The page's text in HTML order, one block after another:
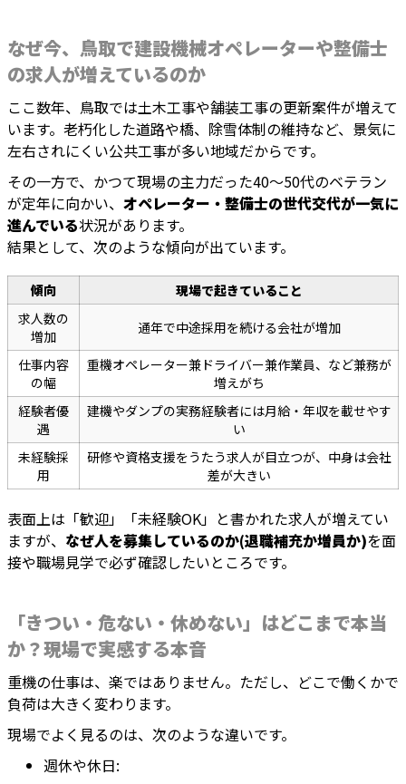
なぜ今、鳥取で建設機械オペレーターや整備士
の求人が増えているのか
ここ数年、鳥取では土木工事や舗装工事の更新案件が増えて
います。老朽化した道路や橋、除雪体制の維持など、景気に
左右されにくい公共工事が多い地域だからです。
その一方で、かつて現場の主力だった40〜50代のベテラン
が定年に向かい、 オペレーター・整備士の世代交代が一気に
進んでいる状況があります。
結果として、次のような傾向が出ています。
傾向
現場で起きていること
求人数の
増加
通年で中途採用を続ける会社が増加
仕事内容
の幅
重機オペレーター兼ドライバー兼作業員、など兼務が
増えがち
経験者優
遇
建機やダンプの実務経験者には月給・年収を載せやす
い
未経験採
用
研修や資格支援をうたう求人が目立つが、中身は会社
差が大きい
表面上は「歓迎」「未経験OK」と書かれた求人が増えてい
ますが、 なぜ人を募集しているのか(退職補充か増員か)を面
接や職場見学で必ず確認したいところです。
「きつい・危ない・休めない」はどこまで本当
か？現場で実感する本音
重機の仕事は、楽ではありません。ただし、どこで働くかで
負荷は大きく変わります。
現場でよく見るのは、次のような違いです。
週休や休日: